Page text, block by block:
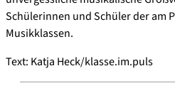
Schülerinnen und Schüler der am
Musikklassen.
Text: Katja Heck/klasse.im.puls